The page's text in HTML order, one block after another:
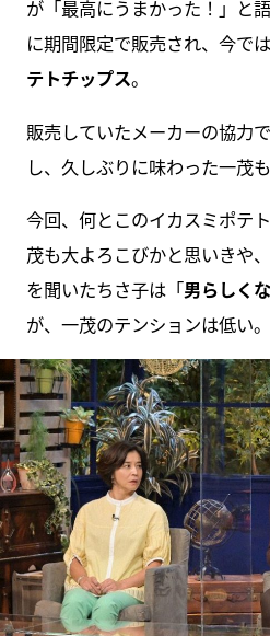
が「最高にうまかった！」と
に期間限定で販売され、今で
テトチップス。
販売していたメーカーの協力
し、久しぶりに味わった一茂
今回、何とこのイカスミポテ
茂も大よろこびかと思いきや
を聞いたちさ子は「男らしく
が、一茂のテンションは低い。